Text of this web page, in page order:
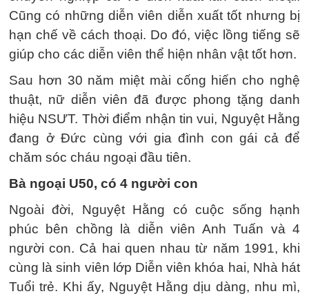
Cũng có những diễn viên diễn xuất tốt nhưng bị
hạn chế về cách thoại. Do đó, việc lồng tiếng sẽ
giúp cho các diễn viên thể hiện nhân vật tốt hơn.
Sau hơn 30 năm miệt mài cống hiến cho nghệ
thuật, nữ diễn viên đã được phong tặng danh
hiệu NSƯT. Thời điểm nhận tin vui, Nguyệt Hằng
đang ở Đức cùng với gia đình con gái cả để
chăm sóc cháu ngoại đầu tiên.
Bà ngoại U50, có 4 người con
Ngoài đời, Nguyệt Hằng có cuộc sống hạnh
phúc bên chồng là diễn viên Anh Tuấn và 4
người con. Cả hai quen nhau từ năm 1991, khi
cùng là sinh viên lớp Diễn viên khóa hai, Nhà hát
Tuổi trẻ. Khi ấy, Nguyệt Hằng dịu dàng, nhu mì,